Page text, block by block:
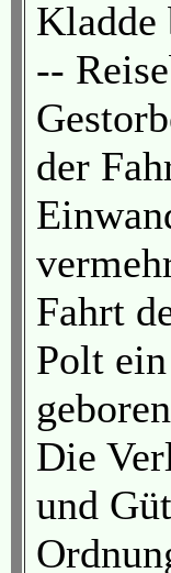
Kladde
--
der
Fahrt
Polt
Die
und